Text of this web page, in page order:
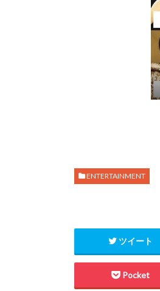
ENTERTAINMENT
ツイート
Pocket